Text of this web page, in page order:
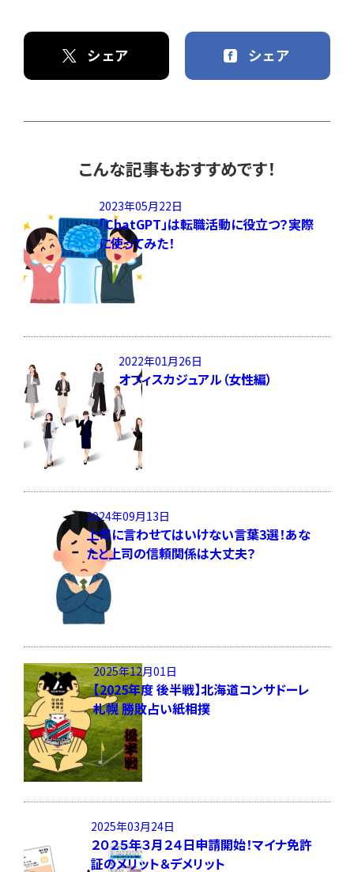
シェア シェア
こんな記事もおすすめです！
2023年05月22日
「ChatGPT」は転職活動に役立つ？実際
に使ってみた！
2022年01月26日
オフィスカジュアル（女性編）
2024年09月13日
上司に言わせてはいけない言葉3選！あな
たと上司の信頼関係は大丈夫？
2025年12月01日
【2025年度 後半戦】北海道コンサドーレ
札幌 勝敗占い紙相撲
2025年03月24日
２０２５年３月２４日申請開始！マイナ免許
証のメリット＆デメリット